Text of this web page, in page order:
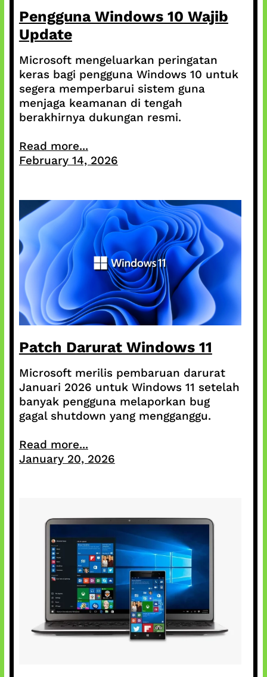
Pengguna Windows 10 Wajib
Update
Microsoft mengeluarkan peringatan
keras bagi pengguna Windows 10 untuk
segera memperbarui sistem guna
menjaga keamanan di tengah
berakhirnya dukungan resmi.
Read more...
February 14, 2026
Patch Darurat Windows 11
Microsoft merilis pembaruan darurat
Januari 2026 untuk Windows 11 setelah
banyak pengguna melaporkan bug
gagal shutdown yang mengganggu.
Read more...
January 20, 2026